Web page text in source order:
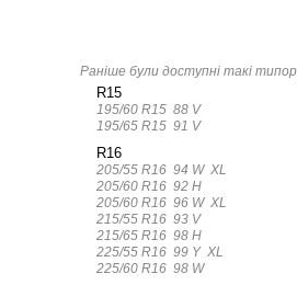
Раніше були доступні такі
R15
195/60 R15 88 V
195/65 R15 91 V
R16
205/55 R16 94 W XL
205/60 R16 92 H
205/60 R16 96 W XL
215/55 R16 93 V
215/65 R16 98 H
225/55 R16 99 Y XL
225/60 R16 98 W